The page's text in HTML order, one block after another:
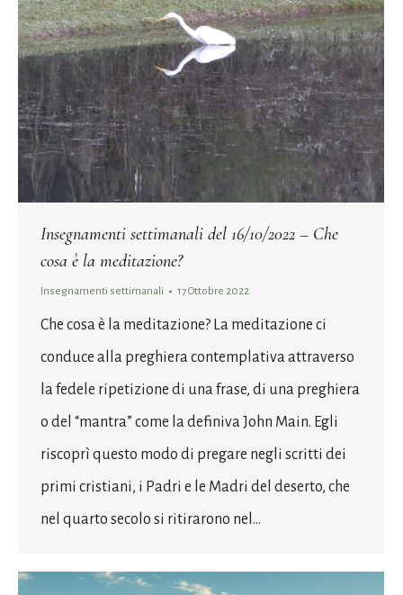
Insegnamenti settimanali del 16/10/2022 – Che
cosa è la meditazione?
Insegnamenti settimanali 17 Ottobre 2022
Che cosa è la meditazione? La meditazione ci
conduce alla preghiera contemplativa attraverso
la fedele ripetizione di una frase, di una preghiera
o del “mantra” come la definiva John Main. Egli
riscoprì questo modo di pregare negli scritti dei
primi cristiani, i Padri e le Madri del deserto, che
nel quarto secolo si ritirarono nel…